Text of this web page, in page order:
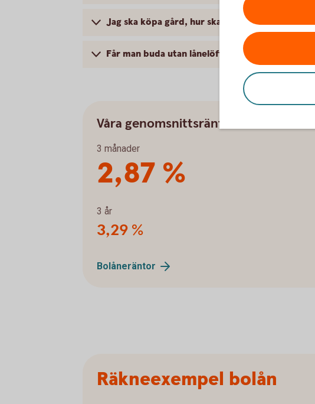
Jag ska köpa gård, hur skaffar jag om lånelöfte?
Får man buda utan lånelöfte?
Våra genomsnittsräntor
3 månader
2,87 %
3 år
3,29 %
Bolåneräntor
Räkneexempel bolån